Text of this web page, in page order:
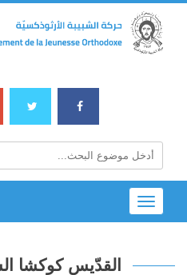
Toggle
navigation
القدّيس كوكشا